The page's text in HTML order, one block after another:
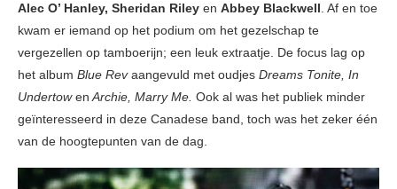
Alec O’ Hanley, Sheridan Riley en Abbey Blackwell. Af en toe
kwam er iemand op het podium om het gezelschap te
vergezellen op tamboerijn; een leuk extraatje. De focus lag op
het album Blue Revaangevuld met oudjes Dreams Tonite, In
UndertowenArchie, Marry Me. Ook al was het publiek minder
geïnteresseerd in deze Canadese band, toch was het zeker één
van de hoogtepunten van de dag.